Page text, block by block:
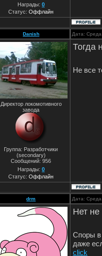
Награды: 0
Статус:Оффлайн
Danish Дата:
Директор локомотивного
завода
Группа: Разработчики
(secondary)
Сообщений:956
Награды: 0
Статус:Оффлайн
Тогда
Не все
drm Дата:
Нет не
Споры в
даже
click